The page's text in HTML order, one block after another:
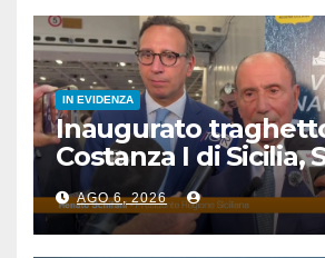
IN EVIDENZA
Inaugurato
Costanza I di Sicilia,
“Mantenuto
AGO 6, 2026